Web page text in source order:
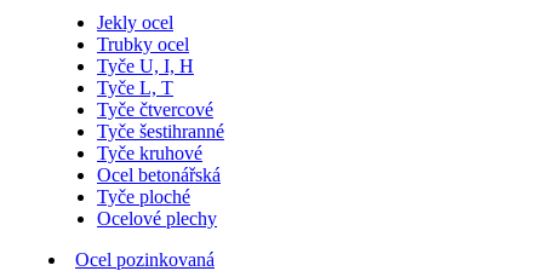
Jekly ocel
Trubky ocel
Tyče U, I, H
Tyče L, T
Tyče čtvercové
Tyče šestihranné
Tyče kruhové
Ocel betonářská
Tyče ploché
Ocelové plechy
Ocel pozinkovaná